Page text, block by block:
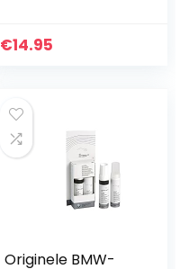
doekjes, 4
€14.95
Originele BMW-